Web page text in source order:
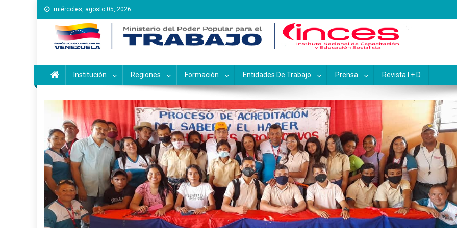
Saltar
al
contenido
miércoles, agosto 05, 2026
Instituto Nacional de Capacitación y Educación
Inces
Institución Regiones Formación Entidades De Trabajo Prensa Revista I + D